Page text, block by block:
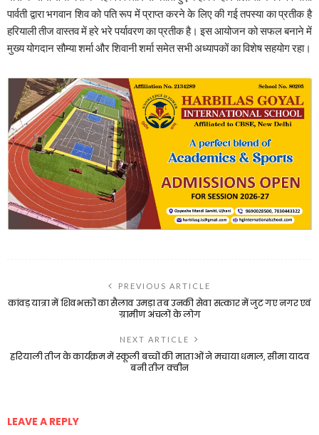
पार्वती द्वारा भगवान शिव को पति रूप में प्राप्त करने के लिए की गई तपस्या का प्रतीक है
हरियाली तीज वास्तव में हरे भरे पर्यावरण का प्रतीक है। इस आयोजन को सफल बनाने में
मुख्य योगदान सौम्या शर्मा और शिवानी शर्मा समेत सभी अध्यापकों का विशेष सहयोग रहा।
PREVIOUS ARTICLE
कांवड़ यात्रा में शिवभक्तों का सैलाव उमड़ा तब उनकी सेवा सत्कार में जुट गए नगर एवं
ग्रामीण अंचलों के लोग
NEXT ARTICLE
हरियाली तीज के कार्यक्रम में स्कूली बच्चों की माताओं ने मचाया धमाल, सीमा यादव
बनी तीज क्वीन
LEAVE A REPLY